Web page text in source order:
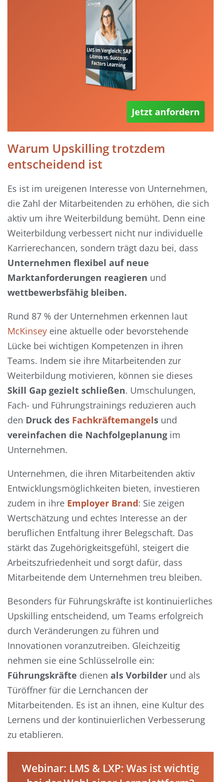
Jetzt anfordern
Warum Upskilling trotzdem
entscheidend ist
Es ist im ureigenen Interesse von Unternehmen,
die Zahl der Mitarbeitenden zu erhöhen, die sich
aktiv um ihre Weiterbildung bemüht. Denn eine
Weiterbildung verbessert nicht nur individuelle
Karrierechancen, sondern trägt dazu bei, dass
Unternehmen flexibel auf neue
Marktanforderungen reagieren und
wettbewerbsfähig bleiben.
Rund 87 % der Unternehmen erkennen laut
McKinsey eine aktuelle oder bevorstehende
Lücke bei wichtigen Kompetenzen in ihren
Teams. Indem sie ihre Mitarbeitenden zur
Weiterbildung motivieren, können sie dieses
Skill Gap gezielt schließen. Umschulungen,
Fach- und Führungstrainings reduzieren auch
den Druck des Fachkräftemangels und
vereinfachen die Nachfolgeplanung im
Unternehmen.
Unternehmen, die ihren Mitarbeitenden aktiv
Entwicklungsmöglichkeiten bieten, investieren
zudem in ihre Employer Brand: Sie zeigen
Wertschätzung und echtes Interesse an der
beruflichen Entfaltung ihrer Belegschaft. Das
stärkt das Zugehörigkeitsgefühl, steigert die
Arbeitszufriedenheit und sorgt dafür, dass
Mitarbeitende dem Unternehmen treu bleiben.
Besonders für Führungskräfte ist kontinuierliches
Upskilling entscheidend, um Teams erfolgreich
durch Veränderungen zu führen und
Innovationen voranzutreiben. Gleichzeitig
nehmen sie eine Schlüsselrolle ein:
Führungskräfte dienen als Vorbilder und als
Türöffner für die Lernchancen der
Mitarbeitenden. Es ist an ihnen, eine Kultur des
Lernens und der kontinuierlichen Verbesserung
zu etablieren.
Webinar: LMS & LXP: Was ist wichtig